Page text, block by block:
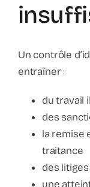
Un contrôle
entraîner :
du travail
des
la remise
traitance
des
une